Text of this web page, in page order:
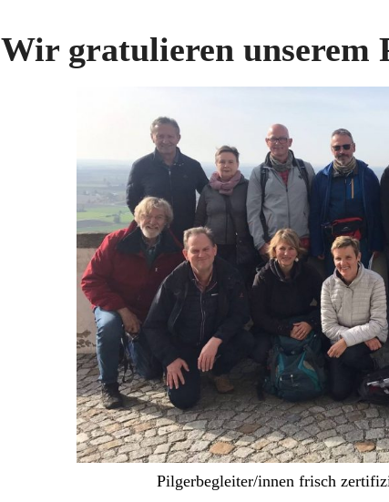
Wir gratulieren unserem
Pilgerbegleiter/innen frisch